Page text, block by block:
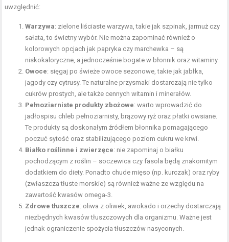
uwzględnić:
Warzywa: zielone liściaste warzywa, takie jak szpinak, jarmuż czy
sałata, to świetny wybór. Nie można zapominać również o
kolorowych opcjach jak papryka czy marchewka – są
niskokaloryczne, a jednocześnie bogate w błonnik oraz witaminy.
Owoce: sięgaj po świeże owoce sezonowe, takie jak jabłka,
jagody czy cytrusy. Te naturalne przysmaki dostarczają nie tylko
cukrów prostych, ale także cennych witamin i minerałów.
Pełnoziarniste produkty zbożowe: warto wprowadzić do
jadłospisu chleb pełnoziarnisty, brązowy ryż oraz płatki owsiane.
Te produkty są doskonałym źródłem błonnika pomagającego
poczuć sytość oraz stabilizującego poziom cukru we krwi.
Białko roślinne i zwierzęce: nie zapominaj o białku
pochodzącym z roślin – soczewica czy fasola będą znakomitym
dodatkiem do diety. Ponadto chude mięso (np. kurczak) oraz ryby
(zwłaszcza tłuste morskie) są również ważne ze względu na
zawartość kwasów omega-3.
Zdrowe tłuszcze: oliwa z oliwek, awokado i orzechy dostarczają
niezbędnych kwasów tłuszczowych dla organizmu. Ważne jest
jednak ograniczenie spożycia tłuszczów nasyconych.